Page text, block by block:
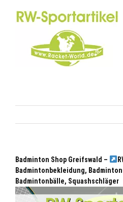
Badminton Shop Greifswald –
Badmintonbekleidung,
Badmintonbälle, Squashschläger